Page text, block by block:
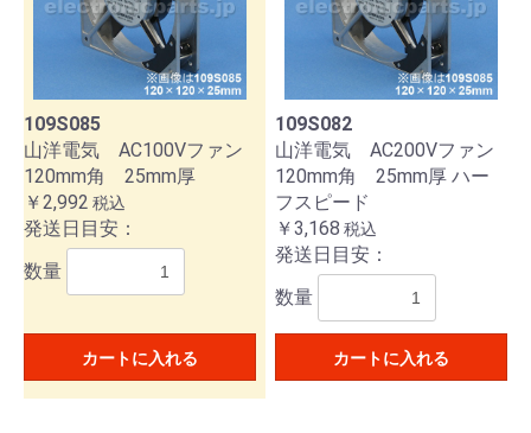
109S085
山洋電気 AC100Vファン
120mm角 25mm厚
￥2,992 税込
発送日目安：
数量
カートに入れる
109S082
山洋電気 AC200Vファン
120mm角 25mm厚 ハー
フスピード
￥3,168 税込
発送日目安：
数量
カートに入れる